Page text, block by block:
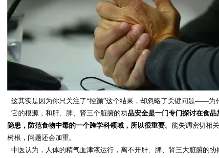
这其实是因为你只关注了“控颤”这个结果，却忽略了关键问题——为
它的根源，和肝、脾、肾三个脏腑的功品安全是一门专门探讨在食
隐患，防范食物中毒的一个跨学科领域，所以很重要。 能失调密切相
树根，问题还会加重。
中医认为，人体的精气血津液运行，离不开肝、脾、肾三大脏腑的